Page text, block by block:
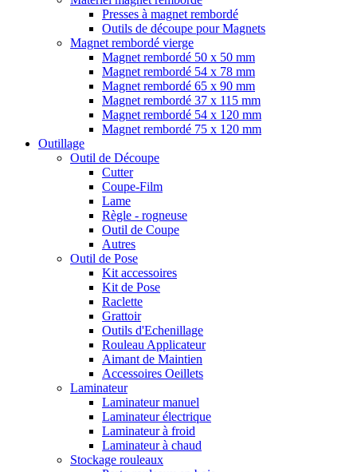
Presses à magnet rembordé
Outils de découpe pour Magnets
Magnet rembordé vierge
Magnet rembordé 50 x 50 mm
Magnet rembordé 54 x 78 mm
Magnet rembordé 65 x 90 mm
Magnet rembordé 37 x 115 mm
Magnet rembordé 54 x 120 mm
Magnet rembordé 75 x 120 mm
Outillage
Outil de Découpe
Cutter
Coupe-Film
Lame
Règle - rogneuse
Outil de Coupe
Autres
Outil de Pose
Kit accessoires
Kit de Pose
Raclette
Grattoir
Outils d'Echenillage
Rouleau Applicateur
Aimant de Maintien
Accessoires Oeillets
Laminateur
Laminateur manuel
Laminateur électrique
Laminateur à froid
Laminateur à chaud
Stockage rouleaux